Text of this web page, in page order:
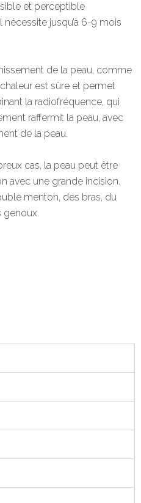
et perceptible
jusqu’à 6-9 mois
de la peau, comme
est sûre et permet
la radiofréquence, qui
raffermit la peau, avec
de la peau.
cas, la peau peut être
avec une grande incision.
menton, des bras, du
genoux.